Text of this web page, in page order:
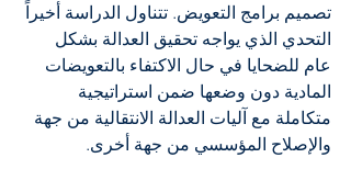
تصميم برامج التعويض. تتناول الدراسة أخيراً
التحدي الذي يواجه تحقيق العدالة بشكل
عام للضحايا في حال الاكتفاء بالتعويضات
المادية دون وضعها ضمن استراتيجية
متكاملة مع آليات العدالة الانتقالية من جهة
والإصلاح المؤسسي من جهة أخرى.